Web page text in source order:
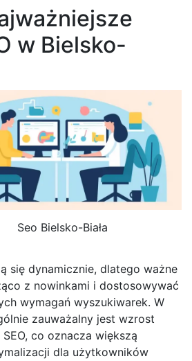
w Bielsko-
Seo Bielsko-Biała
się dynamicznie, dlatego ważne
z nowinkami i dostosowywać
wymagań wyszukiwarek. W
zauważalny jest wzrost
co oznacza większą
dla użytkowników